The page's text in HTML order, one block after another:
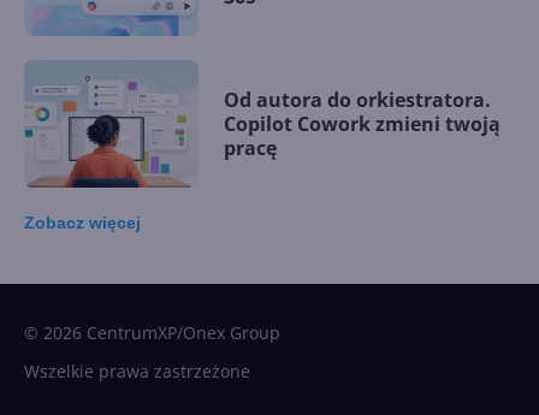
Od autora do orkiestratora.
Copilot Cowork zmieni twoją
pracę
Zobacz więcej
© 2026 CentrumXP/Onex Group
Wszelkie prawa zastrzeżone